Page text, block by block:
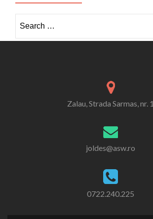
for:
Zalau, Strada Sarmas, nr. 1
joldes@asw.ro
0722.240.225